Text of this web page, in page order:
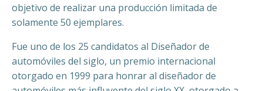
objetivo de realizar una producción limitada de
solamente 50 ejemplares.
Fue uno de los 25 candidatos al Diseñador de
automóviles del siglo, un premio internacional
otorgado en 1999 para honrar al diseñador de